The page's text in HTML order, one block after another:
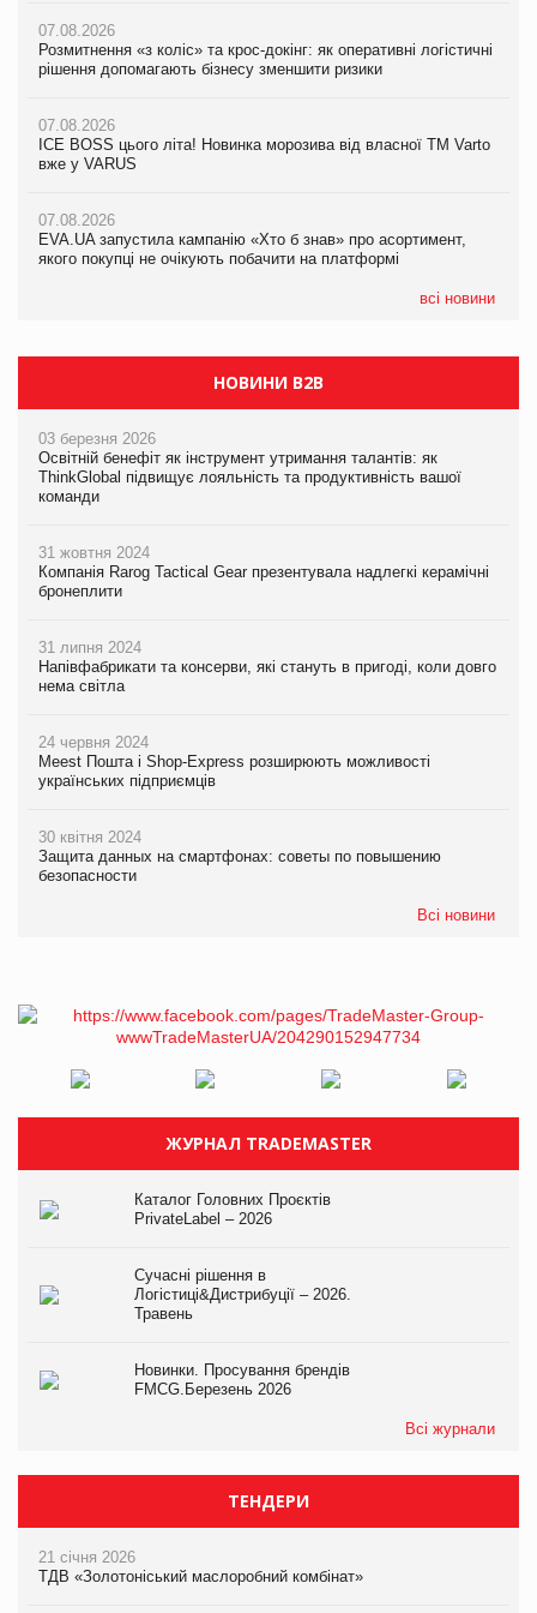
07.08.2026
Розмитнення «з коліс» та крос-докінг: як оперативні логістичні
рішення допомагають бізнесу зменшити ризики
07.08.2026
ICE BOSS цього літа! Новинка морозива від власної ТМ Varto
вже у VARUS
07.08.2026
EVA.UA запустила кампанію «Хто б знав» про асортимент,
якого покупці не очікують побачити на платформі
всі новини
07.08.2026
EVA.UA запустила кампанію «Хто б знав» про асортимент,
06.08.2026
Смачна новинка для хвостатих: у VARUS з’явилися паучі
05.08.2026
Мережа супермаркетів VARUS купує мережу магазинів
07.08.2026
Kraft Heinz скоротила збиток у першому півріччі
Продажі Hugo Boss впали на 9%
НОВИНИ B2B
03 березня 2026
Освітній бенефіт як інструмент утримання талантів: як
ThinkGlobal підвищує лояльність та продуктивність вашої
команди
31 жовтня 2024
Компанія Rarog Tactical Gear презентувала надлегкі керамічні
бронеплити
31 липня 2024
Напівфабрикати та консерви, які стануть в пригоді, коли довго
нема світла
24 червня 2024
Meest Пошта і Shop-Express розширюють можливості
українських підприємців
30 квітня 2024
Защита данных на смартфонах: советы по повышению
безопасности
Всі новини
ЖУРНАЛ TRADEMASTER
Каталог Головних Проєктів
PrivateLabel – 2026
Сучасні рішення в
Логістиці&Дистрибуції – 2026.
Травень
Новинки. Просування брендів
FMCG.Березень 2026
Всі журнали
ТЕНДЕРИ
21 січня 2026
ТДВ «Золотоніський маслоробний комбінат»